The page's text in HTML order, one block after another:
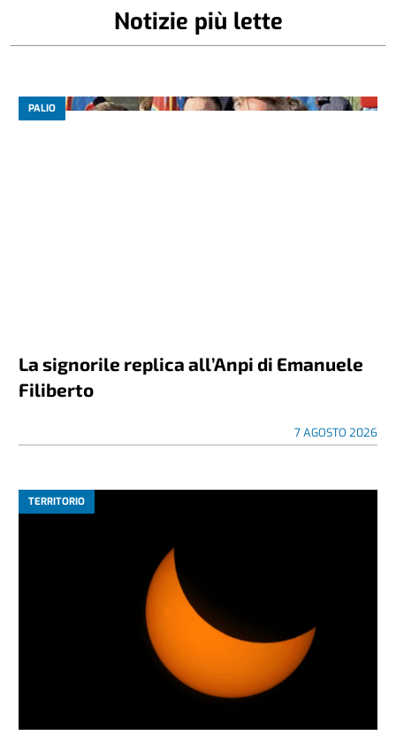
Notizie più lette
PALIO
La signorile replica all’Anpi di Emanuele
Filiberto
7 AGOSTO 2026
TERRITORIO